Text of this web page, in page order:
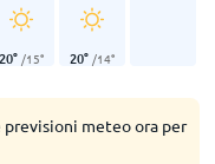
20° /15° 20° /14°
meteo ora per